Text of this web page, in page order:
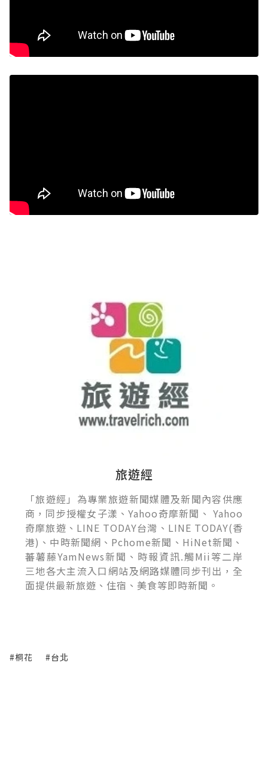
旅遊經
「旅遊經」為專業旅遊新聞媒體及新聞內容供應
商，同步授權女子漾、Yahoo奇摩新聞、 Yahoo
奇摩旅遊、LINE TODAY台灣、LINE TODAY(香
港)、中時新聞網、Pchome新聞、HiNet新聞、
蕃薯藤YamNews新聞、時報資訊.觸Mii等二岸
三地各大主流入口網站及網路媒體同步刊出，全
面提供最新旅遊、住宿、美食等即時新聞。
#桐花 #台北